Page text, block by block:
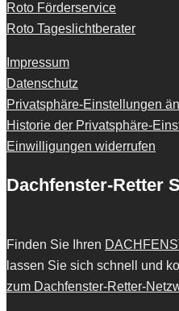
Roto Förderservice
Roto Tageslichtberater
Impressum
Datenschutz
Privatsphäre-Einstellungen
Historie der Privatsphäre-
Einwilligungen widerrufen
Dachfenster-Retter
Finden Sie Ihren
lassen Sie sich schnell und
zum Dachfenster-Retter-